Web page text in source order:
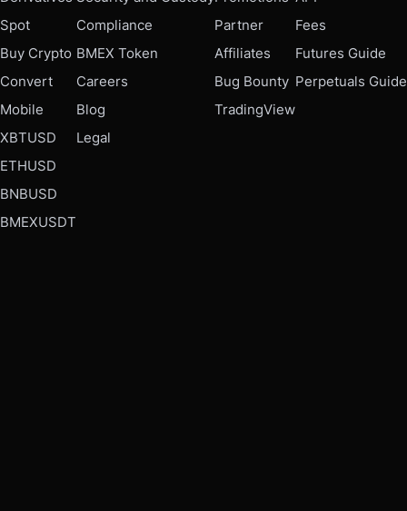
Spot
Buy Crypto
Convert
Mobile
XBTUSD
ETHUSD
BNBUSD
BMEXUSDT
Compliance
BMEX Token
Careers
Blog
Legal
Partner
Affiliates
Bug Bounty
TradingView
Fees
Futures Guide
Perpetuals Guide